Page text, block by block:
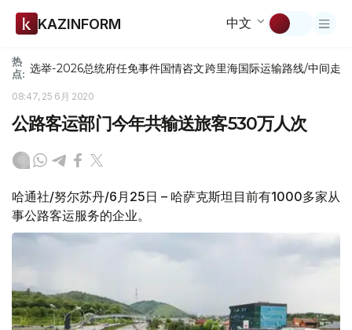
KAZINFORM 中文
热
点: 选举-2026总统府任免事件国情咨文跨里海国际运输路线/中间走廊
08:47, 25 6月 2020
公路客运部门今年共输送旅客530万人次
哈通社/努尔苏丹/6月25日 – 哈萨克斯坦目前有1000多家从
事公路客运服务的企业。